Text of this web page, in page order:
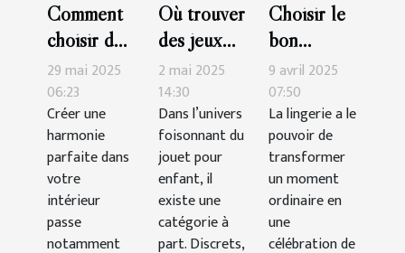
Comment
choisir des
accessoires
pour
maximiser
l'harmonie
de votre
intérieur
29 mai 2025
06:23
Créer une
harmonie
parfaite dans
votre
intérieur
passe
notamment
Où trouver
des jeux
Montessori
de qualité
?
2 mai 2025
14:30
Dans l’univers
foisonnant du
jouet pour
enfant, il
existe une
catégorie à
part. Discrets,
Choisir le
bon
ensemble
de lingerie
pour des
occasions
spéciales
9 avril 2025
07:50
La lingerie a le
pouvoir de
transformer
un moment
ordinaire en
une
célébration de